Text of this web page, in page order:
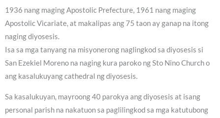
1936 nang maging Apostolic Prefecture, 1961 nang maging
Apostolic Vicariate, at makalipas ang 75 taon ay ganap na itong
naging diyosesis.
Isa sa mga tanyang na misyonerong naglingkod sa diyosesis si
San Ezekiel Moreno na naging kura paroko ng Sto Nino Church o
ang kasalukuyang cathedral ng diyosesis.
Sa kasalukuyan, mayroong 40 parokya ang diyosesis at isang
personal parish na nakatuon sa paglilingkod sa mga katutubong